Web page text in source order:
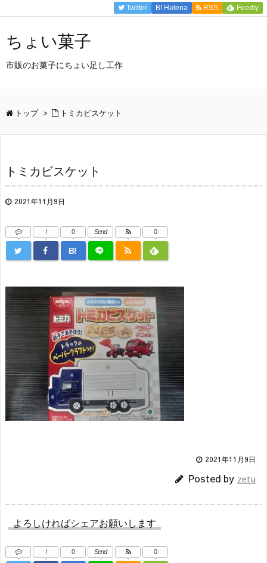
Twitter B! Hatena RSS Feedly
ちょい菓子
市販のお菓子にちょい足し工作
トップ > トミカビスケット
トミカビスケット
2021年11月9日
!
B!
0 Send 0
2021年11月9日
Posted by zetu
よろしければシェアお願いします
! 0 Send 0